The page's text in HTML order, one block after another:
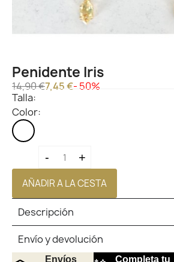
Penidente Iris
14,90 €7,45 €- 50%
Talla:
Color:
MULTICOLOR
- +
AÑADIR A LA CESTA
Descripción
Envío y devolución
Envíos
Completa tu